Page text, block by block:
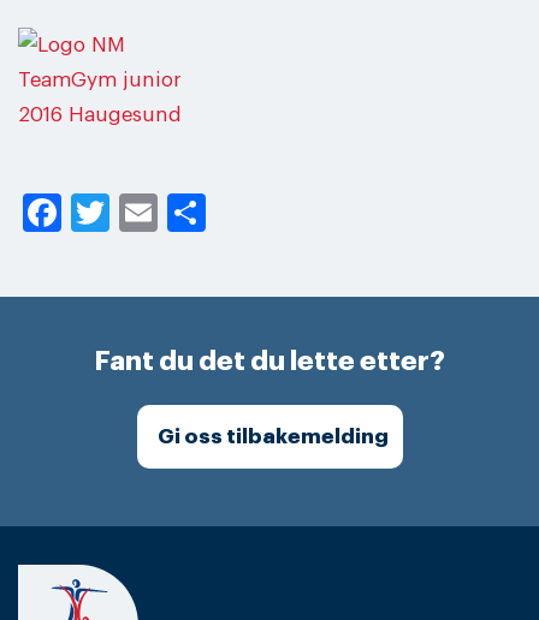
Facebook
Twitter
Email
Fant du det du lette etter?
Gi oss tilbakemelding